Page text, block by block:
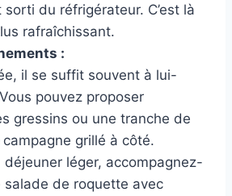
du réfrigérateur. C’est là
rafraîchissant.
:
il se suffit souvent à lui-
pouvez proposer
gressins ou une tranche de
grillé à côté.
déjeuner léger, accompagnez-
salade de roquette avec